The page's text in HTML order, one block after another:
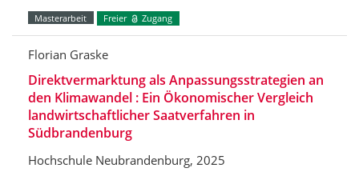
Masterarbeit Freier Zugang
Florian Graske
Direktvermarktung als Anpassungsstrategien an
den Klimawandel : Ein Ökonomischer Vergleich
landwirtschaftlicher Saatverfahren in
Südbrandenburg
Hochschule Neubrandenburg, 2025